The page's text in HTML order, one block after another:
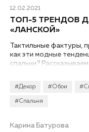
12.02.2021
#Декор #Обои
#Спальня
ТОП-5 ТРЕНДОВ
«‎ЛАНСКОЙ»
Тактильные фактуры,
как эти модные
спальни?
Карина Батурова